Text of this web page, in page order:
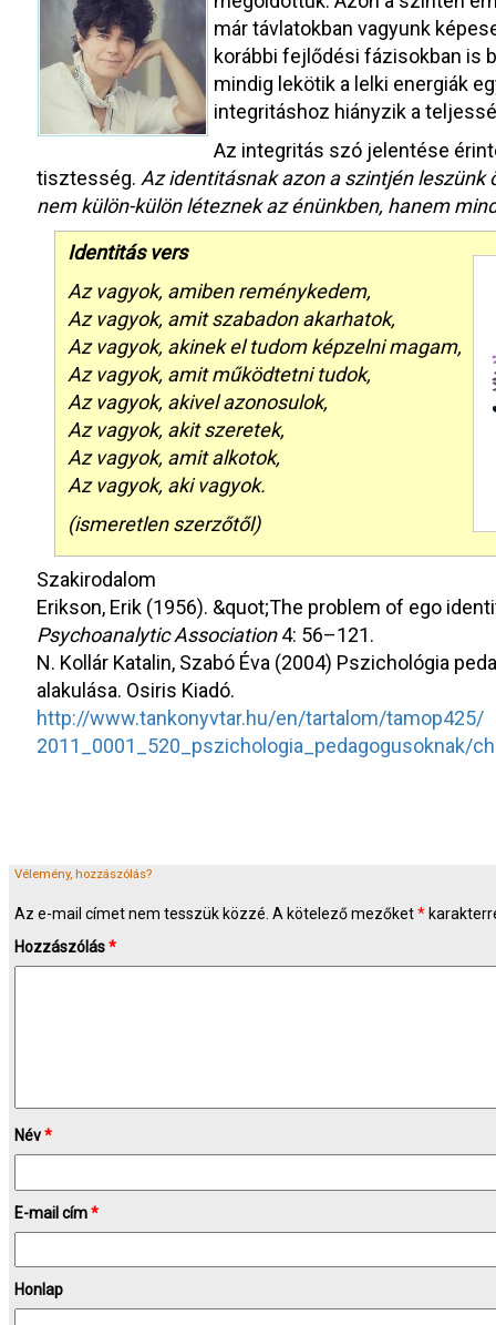
már távlatokban vagyunk
korábbi fejlődési fázisokban is
mindig lekötik a lelki energiák
integritáshoz hiányzik a
Az integritás szó jelentése
tisztesség. Az identitásnak azon a szintjén
nem külön-külön léteznek az énünkben, hanem
Identitás vers
Az vagyok, amiben reménykedem,
Az vagyok, amit szabadon akarhatok,
Az vagyok, akinek el tudom képzelni magam,
Az vagyok, amit működtetni tudok,
Az vagyok, akivel azonosulok,
Az vagyok, akit szeretek,
Az vagyok, amit alkotok,
Az vagyok, aki vagyok.
(ismeretlen szerzőtől)
Szakirodalom
Erikson, Erik (1956). &quot;The problem of ego
Psychoanalytic Association4: 56–121.
N. Kollár Katalin, Szabó Éva (2004) Pszichológia
alakulása. Osiris Kiadó.
http://www.tankonyvtar.hu/en/tartalom/tamop425/
2011_0001_520_pszichologia_pedagogusoknak/
Vélemény, hozzászólás?
Az e-mail címet nem tesszük közzé. A kötelező mezőket*
Hozzászólás*
Név*
E-mail cím*
Honlap